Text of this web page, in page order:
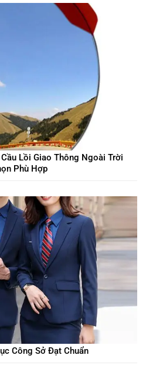
Lồi Giao Thông Ngoài Trời
Phù Hợp
Công Sở Đạt Chuẩn